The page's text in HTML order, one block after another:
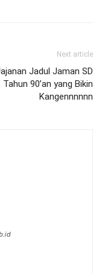
Next article
Jadul Jaman SD
Tahun 90’an yang Bikin
Kangennnnnn